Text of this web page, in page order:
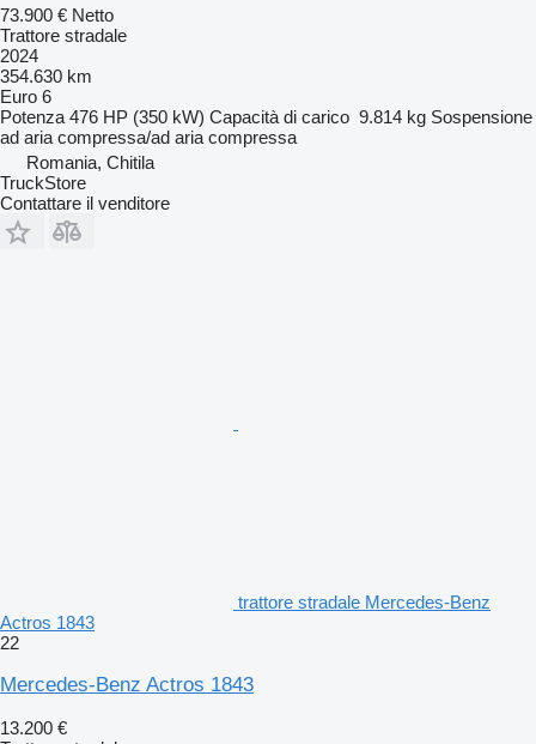
73.900 € Netto
Trattore stradale
2024
354.630 km
Euro 6
Potenza 476 HP (350 kW) Capacità di carico 9.814 kg Sospensione
ad aria compressa/ad aria compressa
Romania, Chitila
TruckStore
Contattare il venditore
trattore stradale Mercedes-Benz
Actros 1843
22
Mercedes-Benz Actros 1843
13.200 €